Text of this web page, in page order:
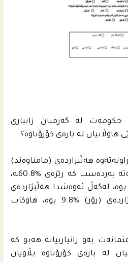
حكومه‌ت له‌ گه‌رمیان زانیارى
له‌ باره‌ى كۆرۆناوه‌؟
هه‌ڵبژارده‌ى (مامناوه‌ند)
زانیارى دروستیان خستوه‌ته‌ به‌رده‌ست كه‌ رێژه‌ى %60.8ـه،
بوه‌، له‌گه‌ڵ ئه‌وه‌شدا هه‌ڵبژارده‌ى
(كه‌م) %27.5 بوه‌، هه‌ڵبژارده‌ى (زۆر) %9.8 بوه‌، هاوكات
به‌و زانیارییانه‌ هه‌بو كه‌
له‌ باره‌ى كۆرۆناوه‌ بڵاویان